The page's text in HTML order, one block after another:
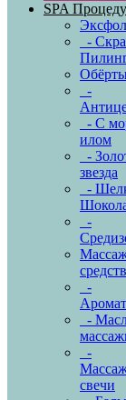
SPA
-
-
- С
илом
-
звезда
-
-
-
-
-
свечи